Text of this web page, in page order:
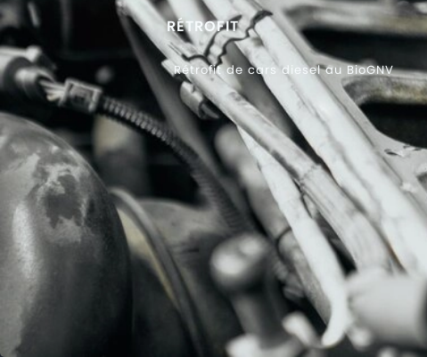
RÉTROFIT
Rétrofit de cars diesel au BioGNV